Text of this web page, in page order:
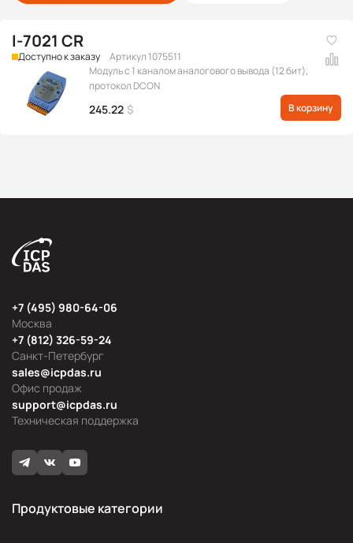
I-7021 CR
Доступно к заказу
Артикул 1075511
Модуль с 1 каналом аналогового вывода (12 бит),
протокол DCON
245.22 $ В корзину
Москва
+7 (495) 980-64-06
Офис продаж
sales@icpdas.ru
Санкт-Петербург
+7 (812) 326-59-24
Техническая поддержка
support@icpdas.ru
Продуктовые категории